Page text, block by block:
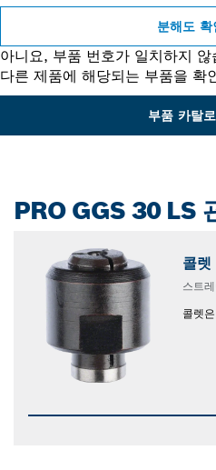
분해도 확
아니요, 부품 번호가 일치하지 않
다른 제품에 해당되는 부품을 확
부품 카탈
PRO GGS 30 LS
콜렛
스트
콜렛